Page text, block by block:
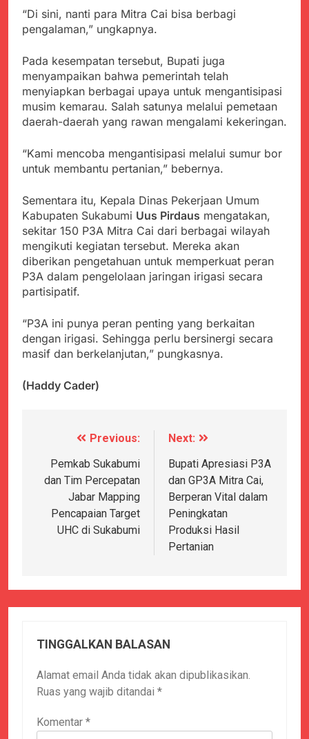
Rampung
Kawasan Kuliner Ahmad
Yani Tetap Bersih,
Pedagang dan
Pengelolaan Sampah
Agustus 6, 2026
Peringatan Hari ASI
Sedunia di Cibadak,
PDIP Tegaskan ASI
adalah Investasi
Peradaban dan Upaya
Cegah Stunting
Agustus 6, 2026
Wujud Kepedulian Polri,
Kapolresta Sumenep
Koordinasikan dan
Berangkatkan Empat
Mutiara Sentosa 2 ke
Posko Pusat Tg. Perak
Agustus 5, 2026
Sukabumi Diduga
Lakukan Pungutan
melalui Komite Sekolah,
Bertentangan dengan
Edaran Disdik Jabar
Agustus 4, 2026
Maritim Indonesia
Bantah Isu Mogok
Nasional TKBM: “Belum
Ada Keputusan Resmi”
Agustus 3, 2026
Menjelajahi Potensi
Alam dan Kehangatan
Gotong Royong di
Desa Sukakersa
Agustus 3, 2026
Korban Tenggelam di
Perairan Giligenting
Berjalan Sesuai
Prosedur
Kapolresta Sumenep
Sambut Kedatangan
Korban Evakuasi KM
Mutiara Sentosa 2 di
Agustus 3, 2026
“Di sini, nanti para Mitra Cai bisa berbagi
pengalaman,” ungkapnya.
Pada kesempatan tersebut, Bupati juga
menyampaikan bahwa pemerintah telah
menyiapkan berbagai upaya untuk mengantisipasi
musim kemarau. Salah satunya melalui pemetaan
daerah-daerah yang rawan mengalami kekeringan.
“Kami mencoba mengantisipasi melalui sumur bor
untuk membantu pertanian,” bebernya.
Sementara itu, Kepala Dinas Pekerjaan Umum
Kabupaten Sukabumi Uus Pirdaus mengatakan,
sekitar 150 P3A Mitra Cai dari berbagai wilayah
mengikuti kegiatan tersebut. Mereka akan
diberikan pengetahuan untuk memperkuat peran
P3A dalam pengelolaan jaringan irigasi secara
partisipatif.
“P3A ini punya peran penting yang berkaitan
dengan irigasi. Sehingga perlu bersinergi secara
masif dan berkelanjutan,” pungkasnya.
(Haddy Cader)
Navigasi
pos
Previous:
Pemkab Sukabumi
dan Tim Percepatan
Jabar Mapping
Pencapaian Target
UHC di Sukabumi
Next:
Bupati Apresiasi P3A
dan GP3A Mitra Cai,
Berperan Vital dalam
Peningkatan
Produksi Hasil
Pertanian
TINGGALKAN BALASAN
Alamat email Anda tidak akan dipublikasikan.
Ruas yang wajib ditandai *
Komentar *